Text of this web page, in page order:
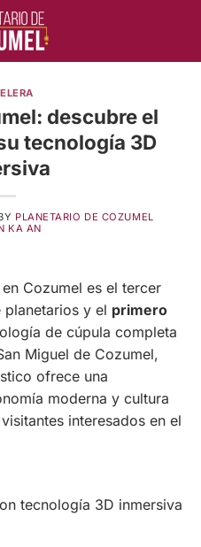
descubre el
tecnología 3D
PLANETARIO DE COZUMEL
KA AN
en Cozumel es el tercer
planetarios y el primero
de cúpula completa
Miguel de Cozumel,
ofrece una
moderna y cultura
interesados en el
tecnología 3D inmersiva